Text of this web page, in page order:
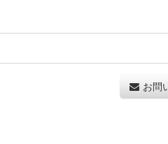
お問